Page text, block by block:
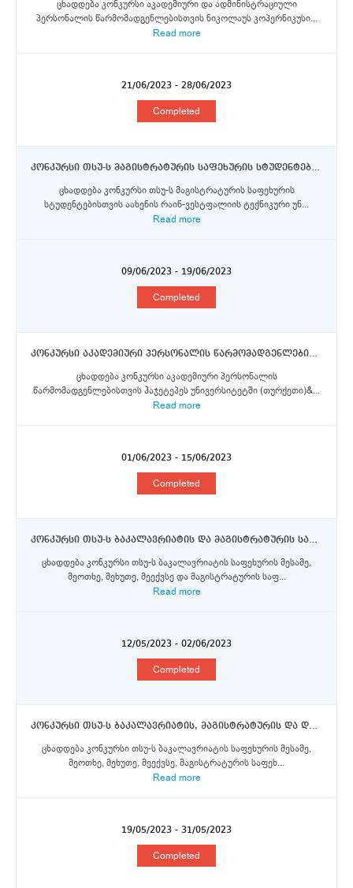
ცხადდება კონკურსი აკადემიური და ადმინისტრაციული
პერსონალის წარმომადგენლებისთვის ნიკოლაუს კოპერნიკუსი...
Read more
21/06/2023 - 28/06/2023
Completed
კონკურსი თსუ-ს მაგისტრატურის საფეხურის სტუდენტებისთვის აახენის რაინ-ვესტფალიის ტექნიკური უნივერსიტეტში და ჩეხეთის სიცოცხლის შემსწავლელ მეცნიერებათა უნივერსიტეტში ერაზმუს+ პროგრამის სტიპენდიების მოსაპოვებლად
ცხადდება კონკურსი თსუ-ს მაგისტრატურის საფეხურის
სტუდენტებისთვის აახენის რაინ-ვესტფალიის ტექნიკური უნ...
Read more
09/06/2023 - 19/06/2023
Completed
კონკურსი აკადემიური პერსონალის წარმომადგენლებისთვის ჰაჯეტეპეს უნივერსიტეტში ერაზმუს+ პროგრამის სტიპენდიების მოსაპოვებლად
ცხადდება კონკურსი აკადემიური პერსონალის
წარმომადგენლებისთვის ჰაჯეტეპეს უნივერსიტეტში (თურქეთი)&...
Read more
01/06/2023 - 15/06/2023
Completed
კონკურსი თსუ-ს ბაკალავრიატის და მაგისტრატურის საფეხურის სტუდენტებისთვის ტრირის უნივერსიტეტში მობილობის განხორციელებისათვის სტიპენდიების მოსაპოვებლად
ცხადდება კონკურსი თსუ-ს ბაკალავრიატის საფეხურის მესამე,
მეოთხე, მეხუთე, მეექვსე და მაგისტრატურის საფ...
Read more
12/05/2023 - 02/06/2023
Completed
კონკურსი თსუ-ს ბაკალავრიატის, მაგისტრატურის და დოქტორანტურის საფეხურის სტუდენტებისთვის მინიოს უნივერსიტეტში, ავეიროს უნივერსიტეტში და ევორას უნივერისტეტშიPEERS კრედიტ-მობილობის პროგრამის სტიპენდიების მოსაპოვებლად
ცხადდება კონკურსი თსუ-ს ბაკალავრიატის საფეხურის მესამე,
მეოთხე, მეხუთე, მეექვსე, მაგისტრატურის საფეხ...
Read more
19/05/2023 - 31/05/2023
Completed